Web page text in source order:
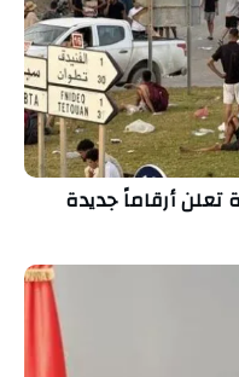
أرقاماً جديدة